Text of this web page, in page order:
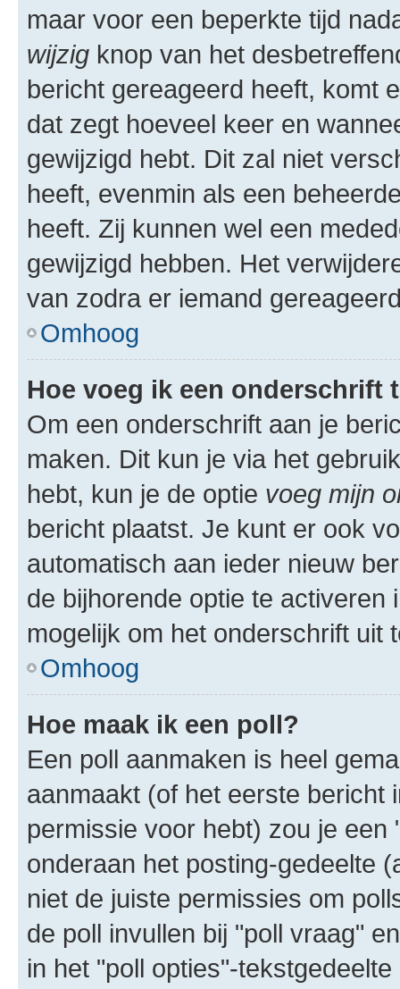
maar voor een beperkte tijd
wijzig knop van het
bericht gereageerd heeft, komt
dat zegt hoeveel keer en
gewijzigd hebt. Dit zal niet
heeft, evenmin als een
heeft. Zij kunnen wel een
gewijzigd hebben. Het
van zodra er iemand
Omhoog
Hoe voeg ik een onderschrift
Om een onderschrift aan je
maken. Dit kun je via het
hebt, kun je de optie voeg mijn
bericht plaatst. Je kunt er ook
automatisch aan ieder nieuw
de bijhorende optie te
mogelijk om het onderschrift uit
Omhoog
Hoe maak ik een poll?
Een poll aanmaken is heel
aanmaakt (of het eerste bericht
permissie voor hebt) zou je
onderaan het posting-gedeelte
niet de juiste permissies om
de poll invullen bij "poll vraag"
in het "poll opties"-